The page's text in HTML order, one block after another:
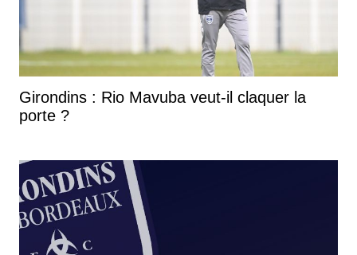
Girondins : Rio Mavuba veut-il claquer la
porte ?